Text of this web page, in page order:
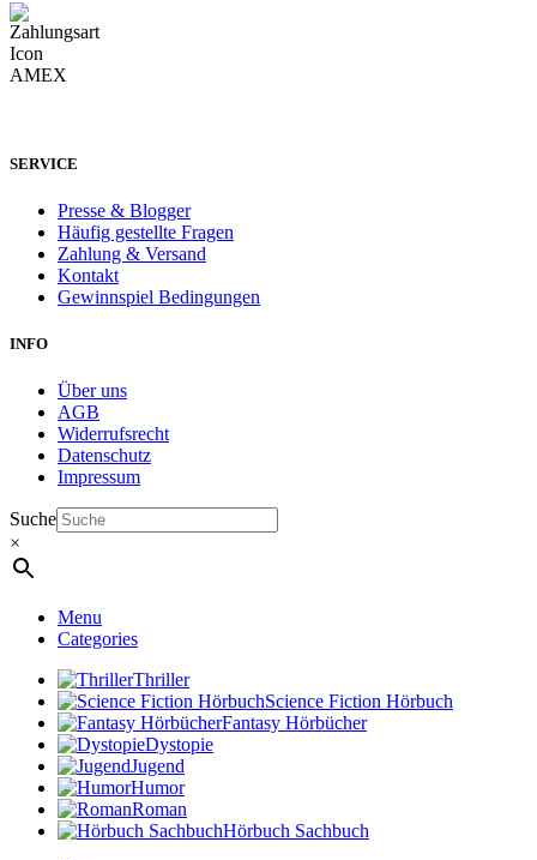
SERVICE
Presse & Blogger
Häufig gestellte Fragen
Zahlung & Versand
Kontakt
Gewinnspiel Bedingungen
INFO
Über uns
AGB
Widerrufsrecht
Datenschutz
Impressum
Suche
×
Menu
Categories
Thriller
Science Fiction Hörbuch
Fantasy Hörbücher
Dystopie
Jugend
Humor
Roman
Hörbuch Sachbuch